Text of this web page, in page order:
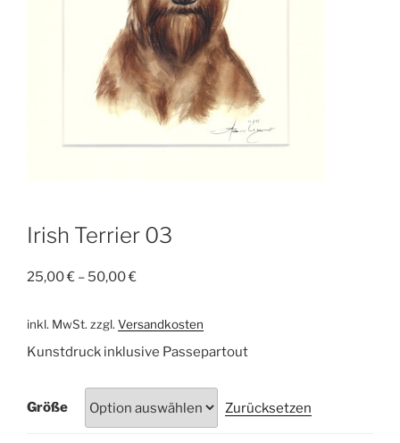
Irish Terrier 03
25,00€ – 50,00€
inkl. MwSt. zzgl. Versandkosten
Kunstdruck inklusive Passepartout
Größe Zurücksetzen